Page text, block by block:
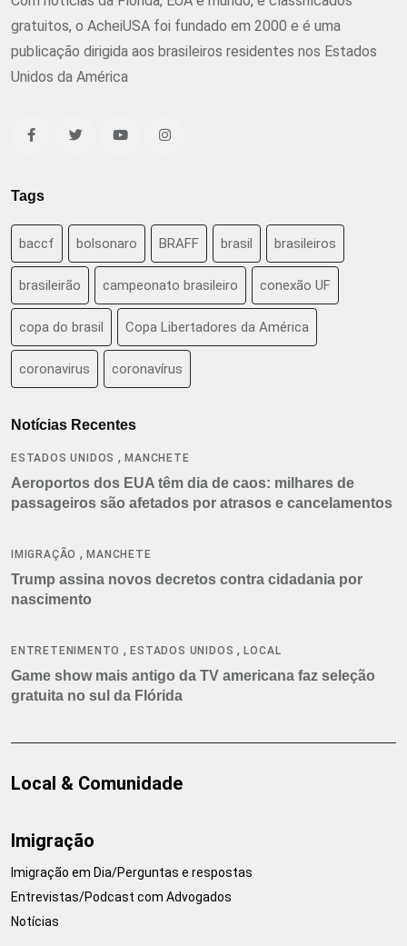
gratuitos, o AcheiUSA foi fundado em 2000 e é uma
publicação dirigida aos brasileiros residentes nos Estados
Unidos da América
Tags
baccf bolsonaro BRAFF brasil brasileiros
brasileirão campeonato brasileiro conexão UF
copa do brasil Copa Libertadores da América
coronavirus coronavírus
Notícias Recentes
ESTADOS UNIDOS ,MANCHETE
Aeroportos dos EUA têm dia de caos: milhares de
passageiros são afetados por atrasos e cancelamentos
IMIGRAÇÃO ,MANCHETE
Trump assina novos decretos contra cidadania por
nascimento
ENTRETENIMENTO ,ESTADOS UNIDOS ,LOCAL
Game show mais antigo da TV americana faz seleção
gratuita no sul da Flórida
Local & Comunidade
Imigração
Imigração em Dia/Perguntas e respostas
Entrevistas/Podcast com Advogados
Notícias